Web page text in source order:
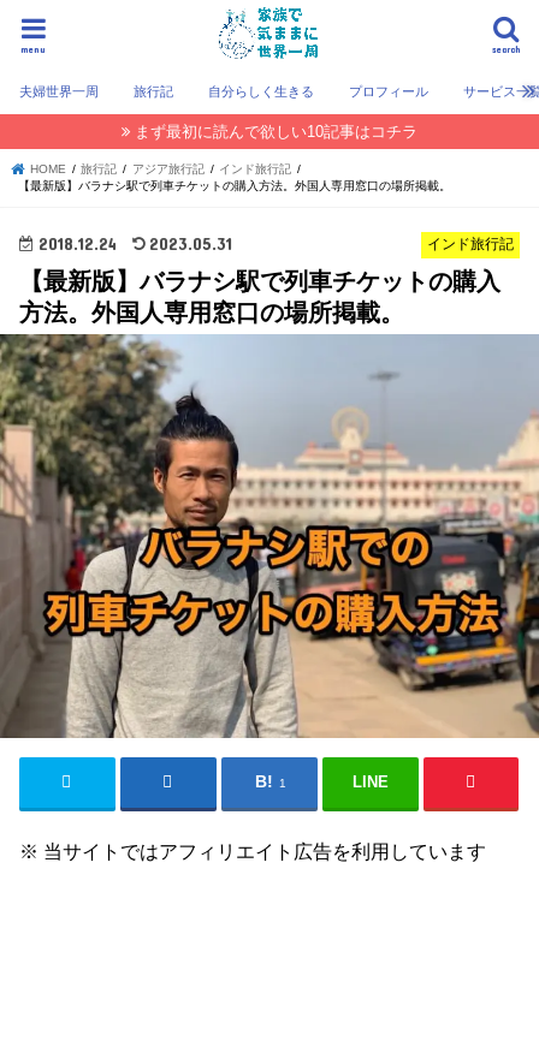
search
menu
夫婦世界一周 旅行記 自分らしく生きる プロフィール サービス一
まず最初に読んで欲しい10記事はコチラ
HOME 旅行記 アジア旅行記
インド旅行記
【最新版】バラナシ駅で列車チケットの購入方法。外国人専用窓口の場所掲載。
インド旅行記
2018.12.24 2023.05.31
【最新版】バラナシ駅で列車チケットの購入
方法。外国人専用窓口の場所掲載。
1 LINE
※ 当サイトではアフィリエイト広告を利用しています